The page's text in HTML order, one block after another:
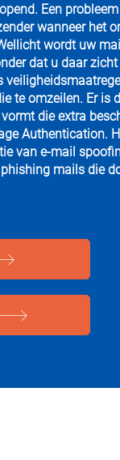
Een
wanneer het
wordt uw
dat u daar
te omzeilen. Er is
die extra
Authentication.
van e-mail
mails die